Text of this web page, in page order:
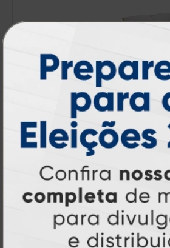
Embalagem de Cachorro Quente
R$ 224,00